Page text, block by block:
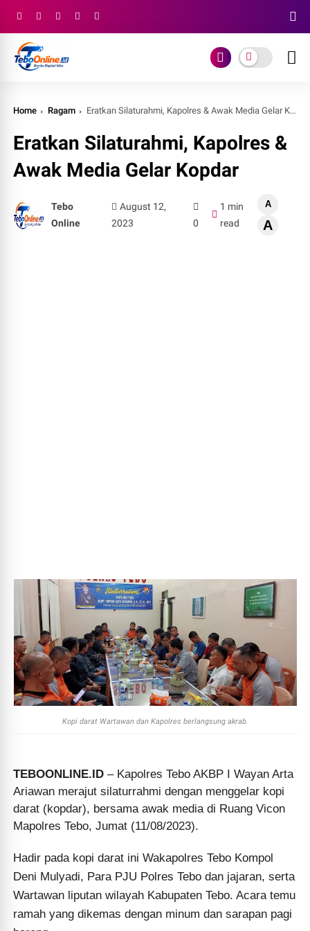
Home Ragam Eratkan Silaturahmi, Kapolres & Awak Media Gelar Kopdar
Eratkan Silaturahmi, Kapolres &
Awak Media Gelar Kopdar
Tebo
Online
August 12,
2023
0
1 min
read
A
A
Kopi darat Wartawan dan Kapolres berlangsung akrab.
TEBOONLINE.ID – Kapolres Tebo AKBP I Wayan Arta
Ariawan merajut silaturrahmi dengan menggelar kopi
darat (kopdar), bersama awak media di Ruang Vicon
Mapolres Tebo, Jumat (11/08/2023).
Hadir pada kopi darat ini Wakapolres Tebo Kompol
Deni Mulyadi, Para PJU Polres Tebo dan jajaran, serta
Wartawan liputan wilayah Kabupaten Tebo. Acara temu
ramah yang dikemas dengan minum dan sarapan pagi